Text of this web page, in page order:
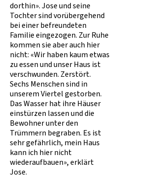
dorthin». Jose und seine
Tochter sind vorübergehend
bei einer befreundeten
Familie eingezogen. Zur Ruhe
kommen sie aber auch hier
nicht: «Wir haben kaum etwas
zu essen und unser Haus ist
verschwunden. Zerstört.
Sechs Menschen sind in
unserem Viertel gestorben.
Das Wasser hat ihre Häuser
einstürzen lassen und die
Bewohner unter den
Trümmern begraben. Es ist
sehr gefährlich, mein Haus
kann ich hier nicht
wiederaufbauen», erklärt
Jose.